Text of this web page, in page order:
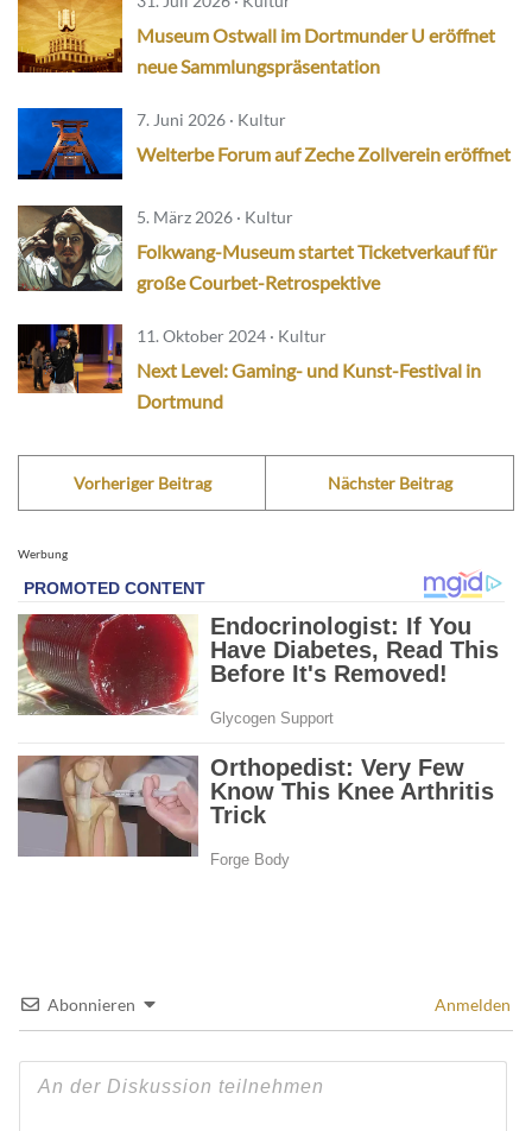
Museum Ostwall im Dortmunder U eröffnet
neue Sammlungspräsentation
7. Juni 2026 · Kultur
Welterbe Forum auf Zeche Zollverein eröffnet
5. März 2026 · Kultur
Folkwang-Museum startet Ticketverkauf für
große Courbet-Retrospektive
11. Oktober 2024 · Kultur
Next Level: Gaming- und Kunst-Festival in
Dortmund
Vorheriger Beitrag Nächster Beitrag
Werbung
Abonnieren Anmelden